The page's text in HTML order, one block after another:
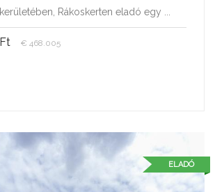
Rákoskerten eladó egy ...
€ 468.005
ELADÓ